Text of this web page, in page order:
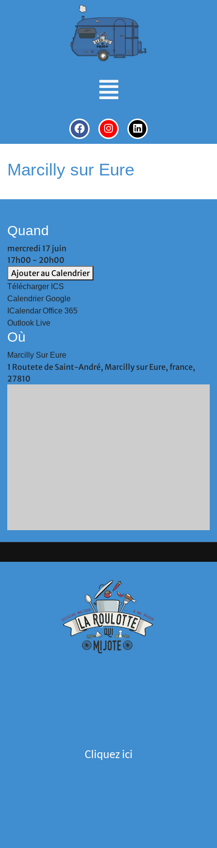
Marcilly sur Eure
Quand
mercredi 17 juin
17h00 - 20h00
Ajouter au Calendrier
Télécharger ICS
Calendrier Google
ICalendarOffice 365
Outlook Live
Où
Marcilly Sur Eure
1 Routete de Saint-André, Marcilly sur Eure, france,
27810
Cliquez ici